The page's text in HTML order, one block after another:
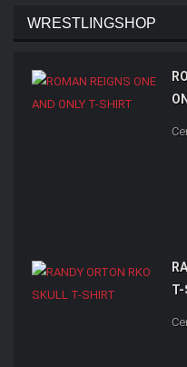
WRESTLINGSHOP
T-